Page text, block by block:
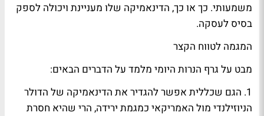
משמעותי. כך או כך, הדינאמיקה שלו מעניינת ויכולה לספק
בסיס לעסקה.
המגמה לטווח הקצר
מבט על גרף הנרות היומי מלמד על הדברים הבאים:
1. הגם שכללית אפשר להגדיר את הדינאמיקה של הדולר
הניוזילנדי מול האמריקאי כמגמת ירידה, הרי שהיא חסרת